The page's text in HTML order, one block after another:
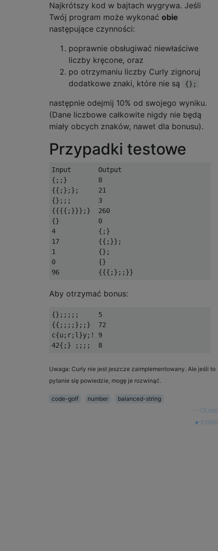
Najkrótszy kod w bajtach wygrywa. Jeśli
Twój program może wykonać obie
następujące czynności:
poprawnie obsługiwać niewłaściwe
liczby kręcone, oraz
po otrzymaniu liczby Curly zignoruj ​​
dodatkowe znaki, które nie są
{};
następnie odejmij 10% od swojego wyniku.
(Dane liczbowe całkowite nigdy nie będą
miały obcych znaków, nawet dla bonusu).
Przypadki testowe
Input       Output
{;;}        8
{{;};};     21
{};;;       3
{{{{;}}};}  260
{}          0
4           {;}
17          {{;}};
1           {};
0           {}
Aby otrzymać bonus:
{};;;;;     5
{{;;;;};;}  72
c{u;r;l}y;! 9
Uwaga: Curly nie jest jeszcze zaimplementowany. Ale jeśli to
pytanie się powiedzie, mogę je rozwinąć.
code-golf number
balanced-string
DLosc
źródło